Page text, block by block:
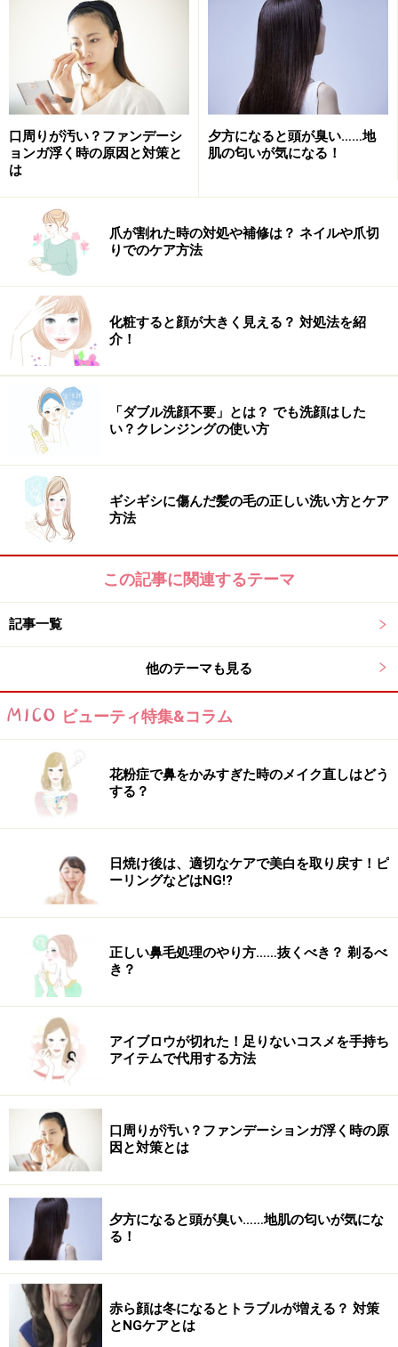
室内が乾燥している場合はすぐコットンが乾燥してしま
うので、乾いたら化粧水を足して10～15分。その後、保
湿効果の高いクリームを塗りましょう。夜のお手入れで
はたっぷりと。その上からマスクをしておくとさらに保
湿効果が高まります。朝の場合は、メイク前なので薄く
塗っておきましょう。
そしてメイク。ファンデーションはリキッドかクリーム
にし、仕上げのパウダーはなしにしましょう。パウダー
ファンデーションやフェイスパウダーなどの粉モノは、
乾燥すると浮きやすいのでさけてくださいね。これでも
日中、粉っぽくなったり、お化粧が浮いてきてしまう場
合は、メイクの上から保湿クリームを薄くつけてくださ
い。指先に少量取り、粉っぽいところに軽くトントンと
ケバだちを押さえるようになじませて。化粧崩れをしな
いよう、“トントン”がコツですよ。
山本さんのおすすめアイテム
角質細胞にアプローチして乾燥から守るレスキュークリ
ーム
外部の刺激から肌を守り、たっぷりの保湿成分をギュッ
と濃縮、もっちり潤い肌へ。「これからの季節、花粉で
鼻をかみ過ぎて赤くなったりカサカサした鼻の乾燥にも
いいですよ」（山本さん）モイスティシモ クリーム 30
山本浩未さん プロフィール
さまざまなメディアで大人気のヘア＆メイクアップアー
ティスト。取り入れやすいメイクテクが、幅広い年代の
女性に支持される秘密。
公式Xはこちら>>
・公式Facebookはこちら>>
【関連記事】
ファンデーションの塗り方！手・スポンジ・ブラシどれ
がおすすめ？
クッションファンデーションのパフは毎日洗うべき？
クッションファンデのあとにフェイスパウダーはいる？
おすすめは？
クッションファンデがよれない方法！崩れる＆テカるメ
口周りが汚い？ファンデーシ
ョンガ浮く時の原因と対策と
は
夕方になると頭が臭い……地
肌の匂いが気になる！
爪が割れた時の対処や補修は？ ネイルや爪切
りでのケア方法
化粧すると顔が大きく見える？ 対処法を紹
介！
「ダブル洗顔不要」とは？ でも洗顔はした
い？クレンジングの使い方
ギシギシに傷んだ髪の毛の正しい洗い方とケア
方法
この記事に関連するテーマ
記事一覧
他のテーマも見る
ビューティ特集&コラム
花粉症で鼻をかみすぎた時のメイク直しはどう
する？
日焼け後は、適切なケアで美白を取り戻す！ピ
ーリングなどはNG!?
正しい鼻毛処理のやり方……抜くべき？ 剃るべ
き？
アイブロウが切れた！足りないコスメを手持ち
アイテムで代用する方法
口周りが汚い？ファンデーションガ浮く時の原
因と対策とは
夕方になると頭が臭い……地肌の匂いが気にな
る！
赤ら顔は冬になるとトラブルが増える？ 対策
とNGケアとは